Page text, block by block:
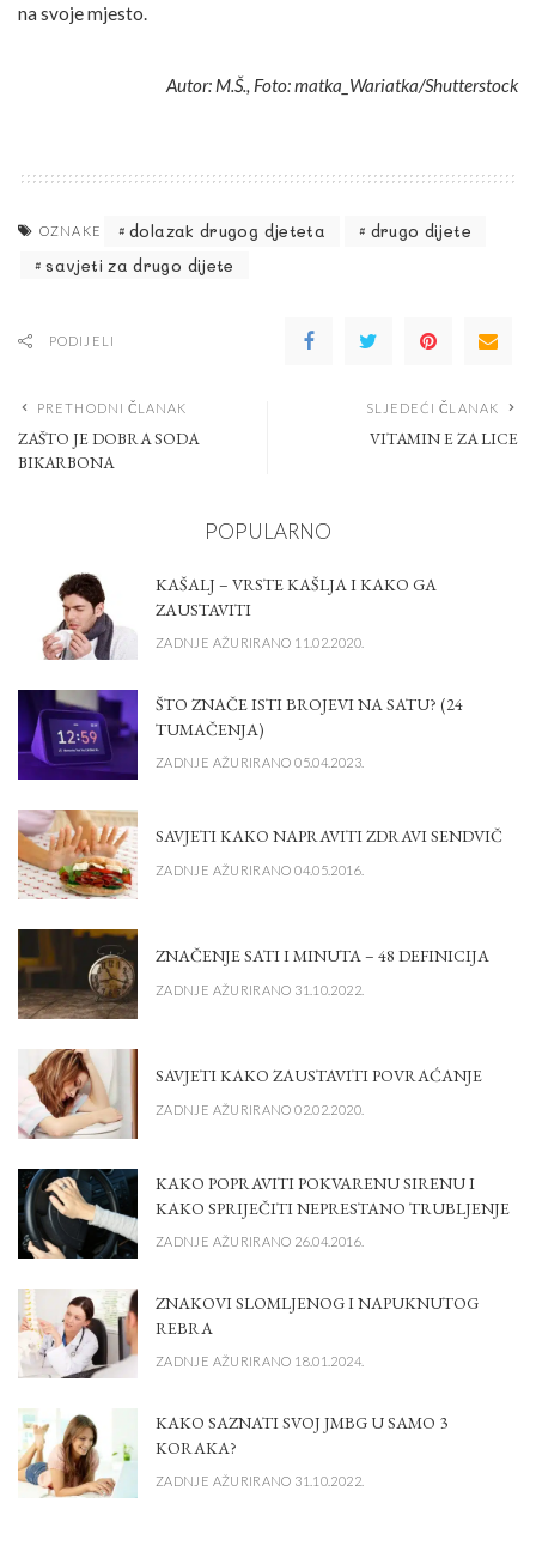
na svoje mjesto.
Autor: M.Š., Foto: matka_Wariatka/Shutterstock
OZNAKE dolazak drugog djeteta
drugo dijete
savjeti za drugo dijete
PODIJELI
PRETHODNI ČLANAK
ZAŠTO JE DOBRA SODA
BIKARBONA
SLJEDEĆI ČLANAK
VITAMIN E ZA LICE
POPULARNO
KAŠALJ – VRSTE KAŠLJA I KAKO GA
ZAUSTAVITI
ZADNJE AŽURIRANO 11.02.2020.
ŠTO ZNAČE ISTI BROJEVI NA SATU? (24
TUMAČENJA)
ZADNJE AŽURIRANO 05.04.2023.
SAVJETI KAKO NAPRAVITI ZDRAVI SENDVIČ
ZADNJE AŽURIRANO 04.05.2016.
ZNAČENJE SATI I MINUTA – 48 DEFINICIJA
ZADNJE AŽURIRANO 31.10.2022.
SAVJETI KAKO ZAUSTAVITI POVRAĆANJE
ZADNJE AŽURIRANO 02.02.2020.
KAKO POPRAVITI POKVARENU SIRENU I
KAKO SPRIJEČITI NEPRESTANO TRUBLJENJE
ZADNJE AŽURIRANO 26.04.2016.
ZNAKOVI SLOMLJENOG I NAPUKNUTOG
REBRA
ZADNJE AŽURIRANO 18.01.2024.
KAKO SAZNATI SVOJ JMBG U SAMO 3
KORAKA?
ZADNJE AŽURIRANO 31.10.2022.